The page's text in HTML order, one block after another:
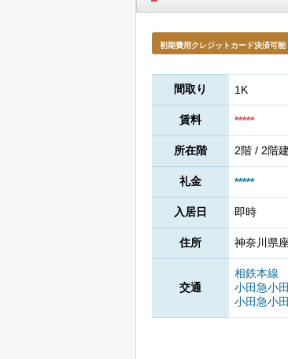
初期費用クレジットカード決済可能
間取り 1K
賃料 *****
所在階 2階 / 2階建
礼金 *****
入居日 即時
住所 神奈川県
交通
相鉄本線
小田急小
小田急小